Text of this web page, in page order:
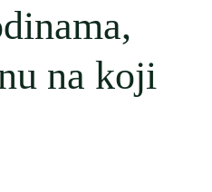
na koji